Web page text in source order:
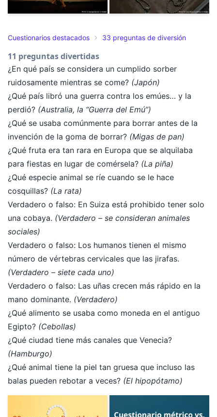
Cuestionarios destacados 33 preguntas de diversión
11 preguntas divertidas
¿En qué país se considera un cumplido sorber
ruidosamente mientras se come? (Japón)
¿Qué país libró una guerra contra los emúes… y la
perdió? (Australia, la “Guerra del Emú”)
¿Qué se usaba comúnmente para borrar antes de la
invención de la goma de borrar? (Migas de pan)
¿Qué fruta era tan rara en Europa que se alquilaba
para fiestas en lugar de comérsela? (La piña)
¿Qué especie animal se ríe cuando se le hace
cosquillas? (La rata)
Verdadero o falso: En Suiza está prohibido tener solo
una cobaya. (Verdadero – se consideran animales
sociales)
Verdadero o falso: Los humanos tienen el mismo
número de vértebras cervicales que las jirafas.
(Verdadero – siete cada uno)
Verdadero o falso: Las uñas crecen más rápido en la
mano dominante. (Verdadero)
¿Qué alimento se usaba como moneda en el antiguo
Egipto? (Cebollas)
¿Qué ciudad tiene más canales que Venecia?
(Hamburgo)
¿Qué animal tiene la piel tan gruesa que incluso las
balas pueden rebotar a veces? (El hipopótamo)